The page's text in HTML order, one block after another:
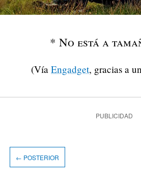
* No está a
(Vía Engadget, gracias a
PUBLICIDAD
← POSTERIOR